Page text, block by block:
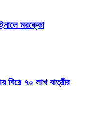
মরক্কো
ঘিরে ৭০ লাখ যাত্রীর